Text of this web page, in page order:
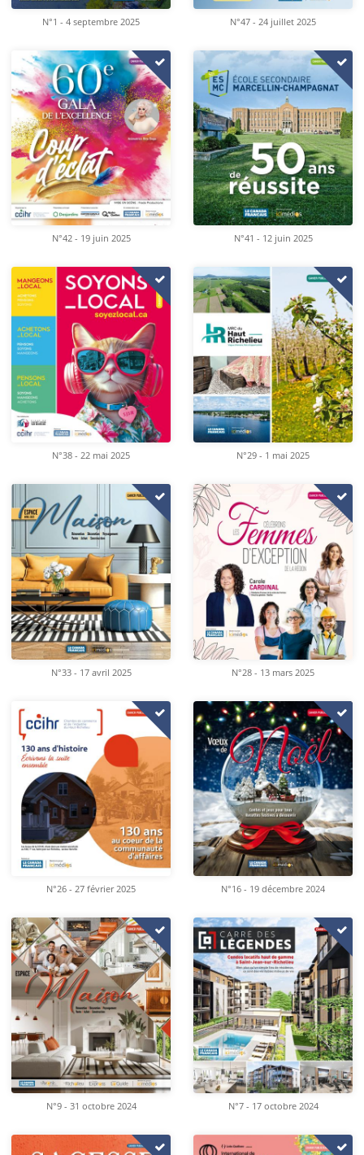
N°1 - 4 septembre 2025 N°47 - 24 juillet 2025
N°42 - 19 juin 2025 N°41 - 12 juin 2025
N°38 - 22 mai 2025 N°29 - 1 mai 2025
N°33 - 17 avril 2025 N°28 - 13 mars 2025
N°26 - 27 février 2025 N°16 - 19 décembre 2024
N°9 - 31 octobre 2024 N°7 - 17 octobre 2024